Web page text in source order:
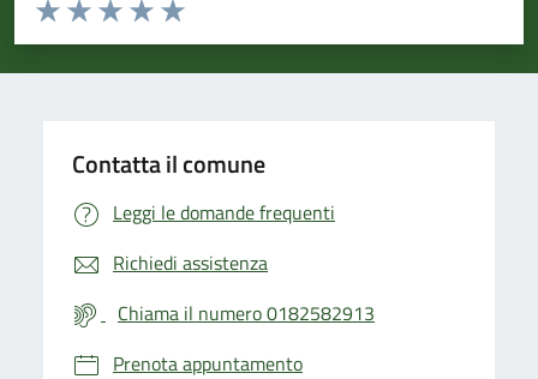
Valuta 5 stelle su 5
Valuta 4 stelle su 5
Valuta 3 stelle su 5
Valuta 2 stelle su 5
Valuta 1 stelle su 5
Contatta il comune
Leggi le domande frequenti
Richiedi assistenza
Chiama il numero 0182582913
Prenota appuntamento